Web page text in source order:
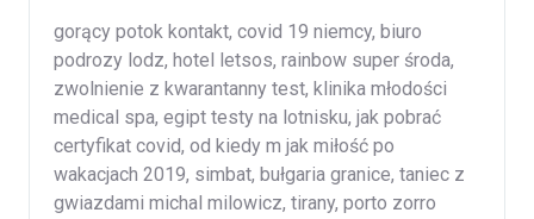
gorący potok kontakt, covid 19 niemcy, biuro
podrozy lodz, hotel letsos, rainbow super środa,
zwolnienie z kwarantanny test, klinika młodości
medical spa, egipt testy na lotnisku, jak pobrać
certyfikat covid, od kiedy m jak miłość po
wakacjach 2019, simbat, bułgaria granice, taniec z
gwiazdami michal milowicz, tirany, porto zorro